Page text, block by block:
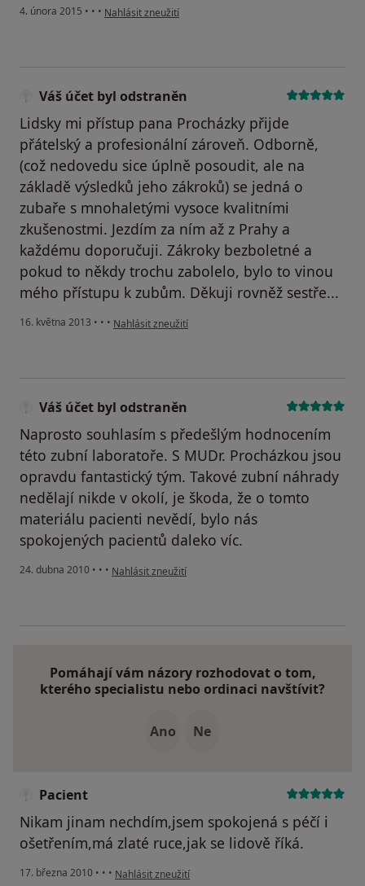
4. února 2015 • • • podle názoru uživatele Váš účet byl odstraněn
Nahlásit zneužití
Váš účet byl odstraněn
Lidsky mi přístup pana Procházky přijde
přátelský a profesionální zároveň. Odborně,
(což nedovedu sice úplně posoudit, ale na
základě výsledků jeho zákroků) se jedná o
zubaře s mnohaletými vysoce kvalitními
zkušenostmi. Jezdím za ním až z Prahy a
každému doporučuji. Zákroky bezboletné a
pokud to někdy trochu zabolelo, bylo to vinou
mého přístupu k zubům. Děkuji rovněž sestře...
16. května 2013 • • • podle názoru uživatele Váš účet byl odstraněn
Nahlásit zneužití
Váš účet byl odstraněn
Naprosto souhlasím s předešlým hodnocením
této zubní laboratoře. S MUDr. Procházkou jsou
opravdu fantastický tým. Takové zubní náhrady
nedělají nikde v okolí, je škoda, že o tomto
materiálu pacienti nevědí, bylo nás
spokojených pacientů daleko víc.
24. dubna 2010 • • • podle názoru uživatele Váš účet byl odstraněn
Nahlásit zneužití
Pomáhají vám názory rozhodovat o tom,
kterého specialistu nebo ordinaci navštívit?
Ano Ne
Pacient
Nikam jinam nechdím,jsem spokojená s péčí i
ošetřením,má zlaté ruce,jak se lidově říká.
17. března 2010 • • • podle názoru uživatele Pacient
Nahlásit zneužití